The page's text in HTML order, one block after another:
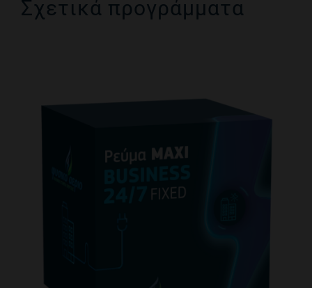
Σχετικά προγράμματα